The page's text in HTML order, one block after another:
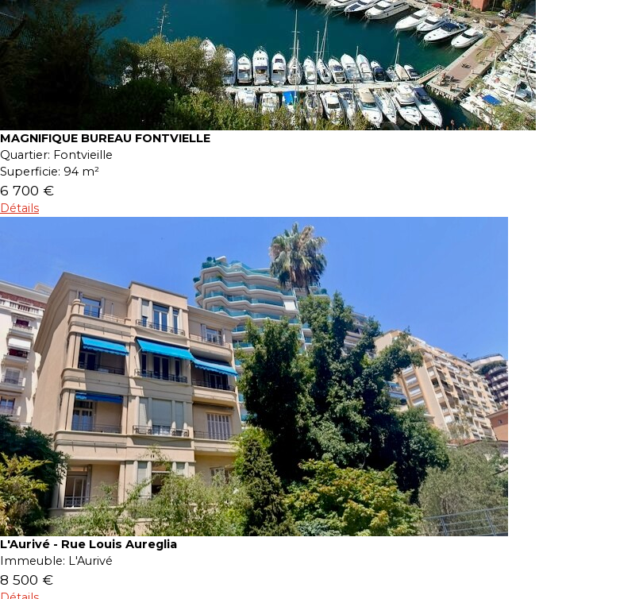
MAGNIFIQUE BUREAU FONTVIELLE
Quartier: Fontvieille
Superficie: 94 m²
6 700 €
Détails
L'Aurivé - Rue Louis Aureglia
Immeuble: L'Aurivé
8 500 €